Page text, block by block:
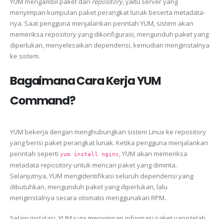
menyimpan kumpulan paket perangkat lunak beserta metadata-
nya. Saat pengguna menjalankan perintah YUM, sistem akan
memeriksa repository yang dikonfigurasi, mengunduh paket yang
diperlukan, menyelesaikan dependensi, kemudian menginstalnya
ke sistem.
Bagaimana Cara Kerja YUM
Command?
YUM bekerja dengan menghubungkan sistem Linux ke repository
yang berisi paket perangkat lunak. Ketika pengguna menjalankan
perintah seperti yum install nginx, YUM akan memeriksa
metadata repository untuk mencari paket yang diminta.
Selanjutnya, YUM mengidentifikasi seluruh dependensi yang
dibutuhkan, mengunduh paket yang diperlukan, lalu
menginstalnya secara otomatis menggunakan RPM.